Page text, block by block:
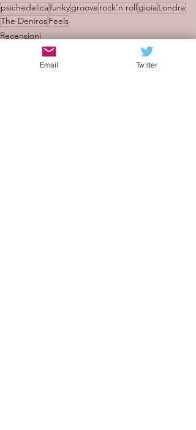
psichedelicafunkygroove rock'n roll gioiaLondra
The DenirosFeels
Recensioni
Email Twitter